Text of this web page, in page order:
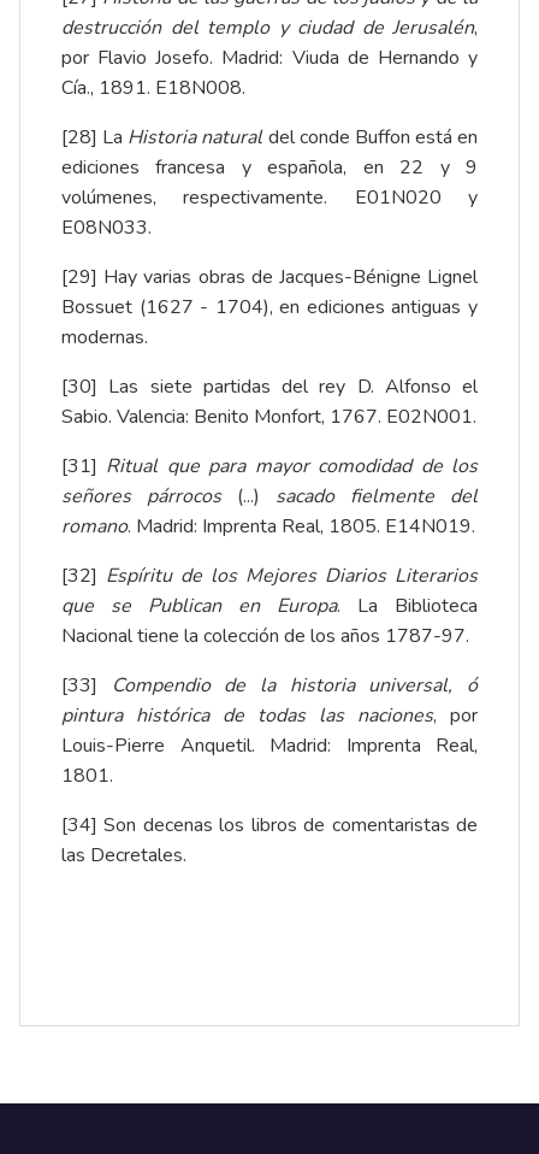
destrucción del templo y ciudad de Jerusalén,
por Flavio Josefo. Madrid: Viuda de Hernando y
Cía., 1891. E18N008.
[28] La Historia naturaldel conde Buffon está en
ediciones francesa y española, en 22 y 9
volúmenes, respectivamente. E01N020 y
E08N033.
[29] Hay varias obras de Jacques-Bénigne Lignel
Bossuet​ (1627 - 1704), en ediciones antiguas y
modernas.
[30] Las siete partidas del rey D. Alfonso el
Sabio. Valencia: Benito Monfort, 1767. E02N001.
[31] Ritual que para mayor comodidad de los
señores párrocos (...) sacado fielmente del
romano. Madrid: Imprenta Real, 1805. E14N019.
[32] Espíritu de los Mejores Diarios Literarios
que se Publican en Europa. La Biblioteca
Nacional tiene la colección de los años 1787-97.
[33]
Compendio de la historia universal, ó
pintura histórica de todas las naciones, por
Louis-Pierre Anquetil. Madrid: Imprenta Real,
1801.
[34] Son decenas los libros de comentaristas de
las Decretales.